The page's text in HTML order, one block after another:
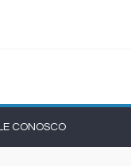
união do
CONOSCO